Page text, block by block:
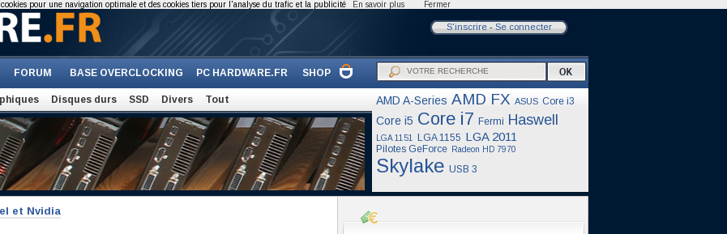
S'inscrire- Se connecter
FORUM BASE OVERCLOCKING PC HARDWARE.FR SHOP
Disques durs SSD Divers Tout AMD A-Series AMD FX ASUS Core i3
Core i5 Core i7 Fermi Haswell
LGA 1151 LGA 1155 LGA 2011
Pilotes GeForce Radeon HD 7970
Skylake USB 3
et Nvidia
pour une navigation optimale et des cookies tiers pour l'analyse du trafic et la publicité En savoir plus Fermer